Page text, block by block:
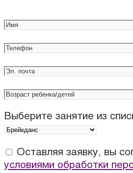
Выберите занятие из
Оставляя заявку, вы
условиями обработки